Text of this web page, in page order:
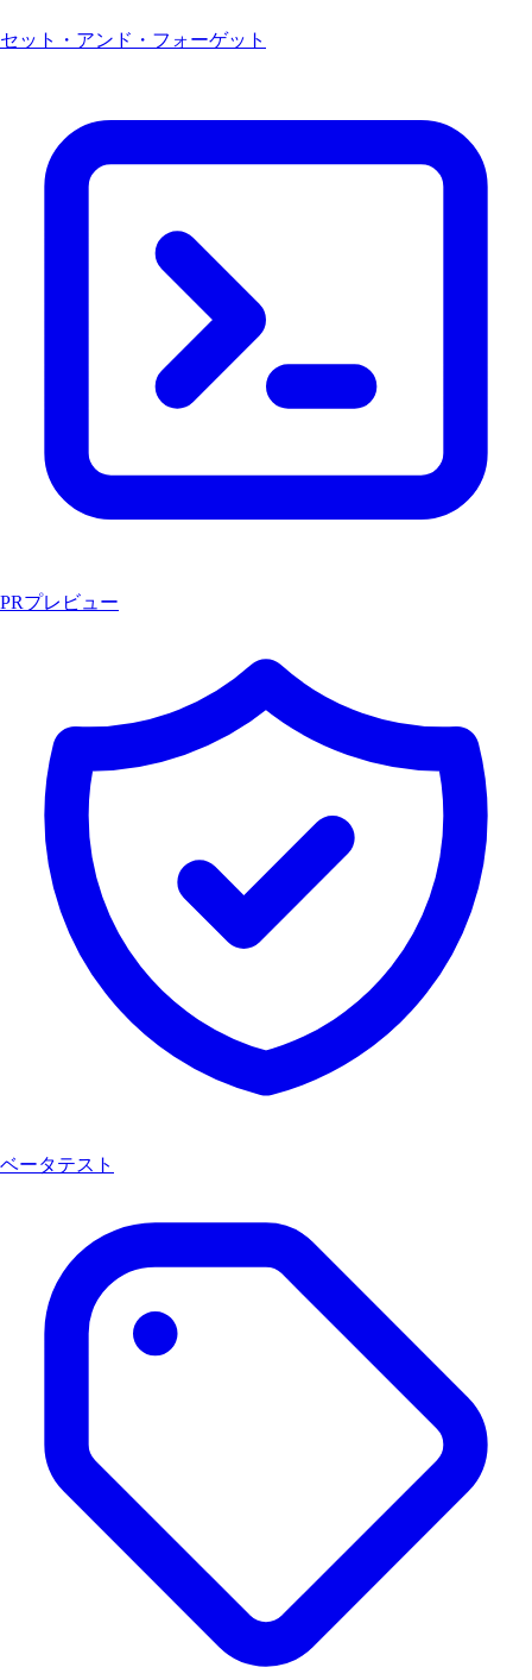
セット・アンド・フォーゲット
PRプレビュー
ベータテスト